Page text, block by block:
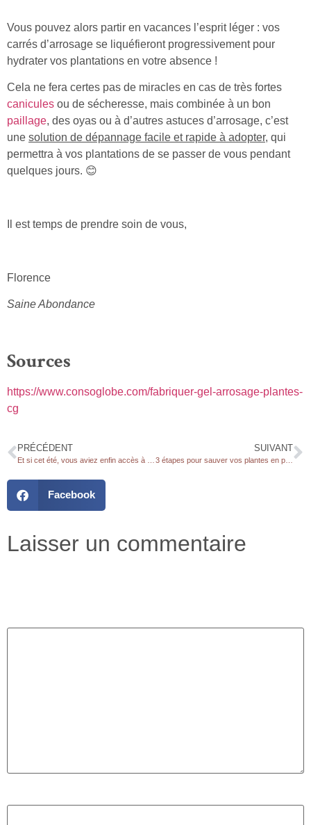
Vous pouvez alors partir en vacances l’esprit léger : vos
carrés d’arrosage se liquéfieront progressivement pour
hydrater vos plantations en votre absence !
Cela ne fera certes pas de miracles en cas de très fortes
canicules ou de sécheresse, mais combinée à un bon
paillage, des oyas ou à d’autres astuces d’arrosage, c’est
une solution de dépannage facile et rapide à adopter, qui
permettra à vos plantations de se passer de vous pendant
quelques jours. 😊
Il est temps de prendre soin de vous,
Florence
Saine Abondance
Sources
https://www.consoglobe.com/fabriquer-gel-arrosage-plantes-
cg
PRÉCÉDENT SUIVANT
3 étapes pour sauver vos plantes en pot de la sécheresse !
Facebook
Laisser un commentaire